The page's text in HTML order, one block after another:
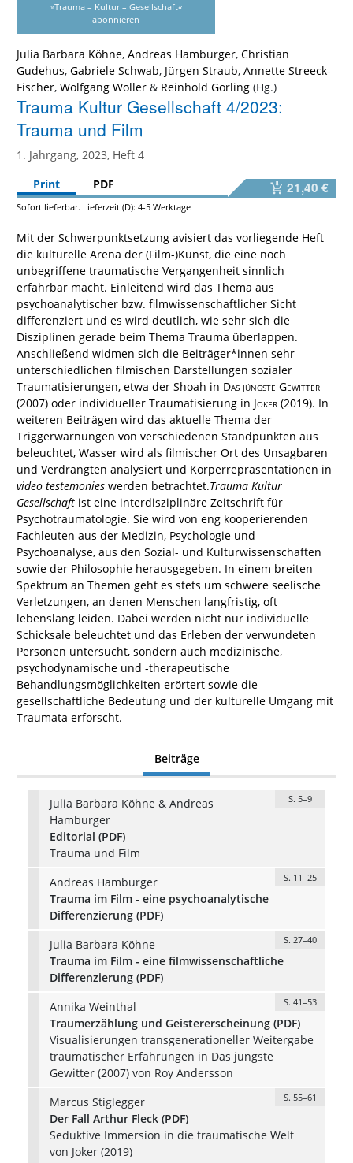
»Trauma – Kultur – Gesellschaft«
abonnieren
Julia Barbara Köhne, Andreas Hamburger, Christian
Gudehus, Gabriele Schwab, Jürgen Straub, Annette Streeck-
Fischer, Wolfgang Wöller & Reinhold Görling
Trauma Kultur Gesellschaft 4/2023:
Trauma und Film
1. Jahrgang, 2023, Heft 4
Print
PDF 21,40 €
Sofort lieferbar. Lieferzeit (D): 4-5 Werktage
Mit der Schwerpunktsetzung avisiert das vorliegende Heft
die kulturelle Arena der (Film-)Kunst, die eine noch
unbegriffene traumatische Vergangenheit sinnlich
erfahrbar macht. Einleitend wird das Thema aus
psychoanalytischer bzw. filmwissenschaftlicher Sicht
differenziert und es wird deutlich, wie sehr sich die
Disziplinen gerade beim Thema Trauma überlappen.
Anschließend widmen sich die Beiträger*innen sehr
unterschiedlichen filmischen Darstellungen sozialer
Traumatisierungen, etwa der Shoah in Das jüngste Gewitter
(2007) oder individueller Traumatisierung in Joker (2019). In
weiteren Beiträgen wird das aktuelle Thema der
Triggerwarnungen von verschiedenen Standpunkten aus
beleuchtet, Wasser wird als filmischer Ort des Unsagbaren
und Verdrängten analysiert und Körperrepräsentationen in
video testemonies werden betrachtet.Trauma Kultur
Gesellschaft ist eine interdisziplinäre Zeitschrift für
Psychotraumatologie. Sie wird von eng kooperierenden
Fachleuten aus der Medizin, Psychologie und
Psychoanalyse, aus den Sozial- und Kulturwissenschaften
sowie der Philosophie herausgegeben. In einem breiten
Spektrum an Themen geht es stets um schwere seelische
Verletzungen, an denen Menschen langfristig, oft
lebenslang leiden. Dabei werden nicht nur individuelle
Schicksale beleuchtet und das Erleben der verwundeten
Personen untersucht, sondern auch medizinische,
psychodynamische und -therapeutische
Behandlungsmöglichkeiten erörtert sowie die
gesellschaftliche Bedeutung und der kulturelle Umgang mit
Traumata erforscht.
Beiträge
Julia Barbara Köhne & Andreas
Hamburger
S. 5–9
Editorial (PDF)
Trauma und Film
Andreas Hamburger
S. 11–25
Trauma im Film - eine psychoanalytische
Differenzierung (PDF)
Julia Barbara Köhne
S. 27–40
Trauma im Film - eine filmwissenschaftliche
Differenzierung (PDF)
Annika Weinthal
S. 41–53
Traumerzählung und Geistererscheinung (PDF)
Visualisierungen transgenerationeller Weitergabe
traumatischer Erfahrungen in Das jüngste
Gewitter (2007) von Roy Andersson
Marcus Stiglegger
S. 55–61
Der Fall Arthur Fleck (PDF)
Seduktive Immersion in die traumatische Welt
von Joker (2019)